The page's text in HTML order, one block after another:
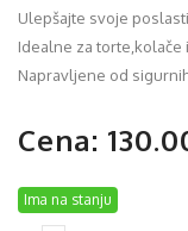
Ulepšajte svoje
Idealne za torte,kolače
Napravljene od
Cena:
Ima na stanju